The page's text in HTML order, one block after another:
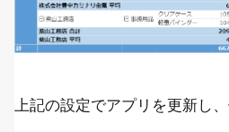
上記の設定でアプリを更新し